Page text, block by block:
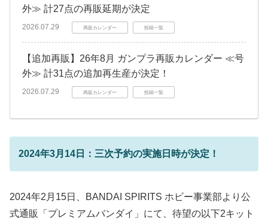
外≫ 計27点の再販延期が決定
2026.07.29 再販カレンダー 投稿一覧
【追加再販】26年8月 ガンプラ再販カレンダー ≪号
外≫ 計31点の追加再生産が決定！
2026.07.29 再販カレンダー 投稿一覧
2024年3月14日：三次予約の実施日時が決定！
2024年2月15日、BANDAI SPIRITS ホビー事業部より公
式通販「プレミアムバンダイ」にて、待望の以下2キット